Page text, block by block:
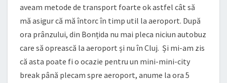
aveam metode de transport foarte ok astfel cât să
mă asigur că mă întorc în timp util la aeroport. După
ora prânzului, din Bonțida nu mai pleca niciun autobuz
care să oprească la aeroport și nu în Cluj. Și mi-am zis
că asta poate fi o ocazie pentru un mini-mini-city
break până plecam spre aeroport, anume la ora 5